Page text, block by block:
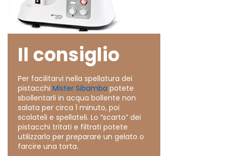
Il consiglio
Per facilitarvi nella spellatura dei
pistacchi Mister Sibamba potete
sbollentarli in acqua bollente non
salata per circa 1 minuto, poi
scolateli e spellateli. Lo “scarto” dei
pistacchi tritati e filtrati potete
utilizzarlo per preparare un gelato o
farcire una torta.